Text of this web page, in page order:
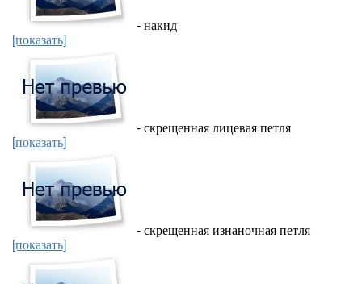
[показать]
- накид
[показать]
- скрещенная лицевая петля
[показать]
- скрещенная изнаночная петля